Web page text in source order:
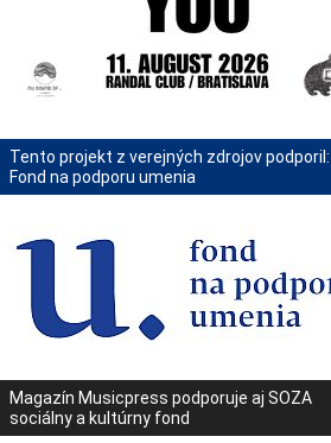
Tento projekt z verejných zdrojov podporil:
Fond na podporu umenia
Magazín Musicpress podporuje aj SOZA
sociálny a kultúrny fond